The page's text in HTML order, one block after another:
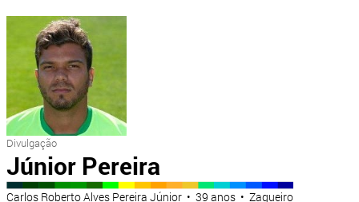
Divulgação
Júnior Pereira
Carlos Roberto Alves Pereira Júnior • 39 anos • Zagueiro